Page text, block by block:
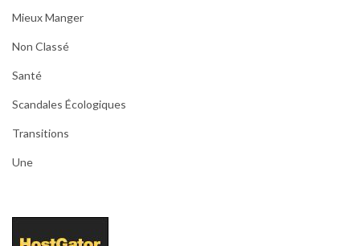
Mieux Manger
Non Classé
Santé
Scandales Écologiques
Transitions
Une